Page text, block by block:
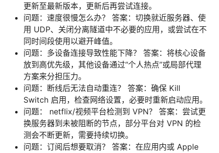
更新至最新版本，更新后再尝试连接。
问题：速度很慢怎么办？ 答案：切换就近服务器、使
用 UDP、关闭分离隧道中不必要的应用，或尝试在不
同时间段使用以避开峰值。
问题：多设备连接导致性能下降？ 答案：将核心设备
放到高优先级，其他设备通过“个人热点”或局部代理
方案来分担压力。
问题：断线后无法自动重连？ 答案：确保 Kill
Switch 启用，检查网络设置，必要时重新启动应用。
问题： netflix/视频平台检测到 VPN？ 答案：尝试更
换服务器到未被阻断的节点，部分平台对 VPN 的检
测会不断更新，需要持续切换。
问题：订阅后想要取消？ 答案：在应用内或 Apple